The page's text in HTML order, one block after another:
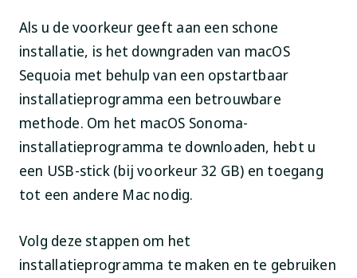
Als u de voorkeur geeft aan een schone
installatie, is het downgraden van macOS
Sequoia met behulp van een opstartbaar
installatieprogramma een betrouwbare
methode. Om het macOS Sonoma-
installatieprogramma te downloaden, hebt u
een USB-stick (bij voorkeur 32 GB) en toegang
tot een andere Mac nodig.
Volg deze stappen om het
installatieprogramma te maken en te gebruiken